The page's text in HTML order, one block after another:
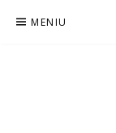
MENIU